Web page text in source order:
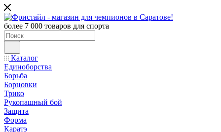
более 7 000 товаров для спорта
Каталог
Единоборства
Борьба
Борцовки
Трико
Рукопашный бой
Защита
Форма
Каратэ